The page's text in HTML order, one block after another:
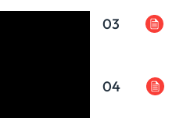
03
04